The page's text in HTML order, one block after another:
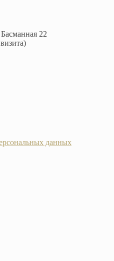
22
данных